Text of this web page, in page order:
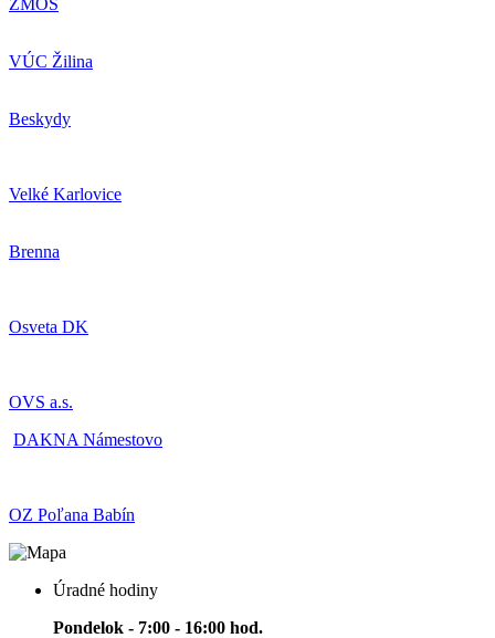
ZMOS
VÚC Žilina
Beskydy
Velké Karlovice
Brenna
Osveta DK
OVS a.s.
DAKNA Námestovo
OZ Poľana Babín
Úradné hodiny
Pondelok - 7:00 - 16:00 hod.